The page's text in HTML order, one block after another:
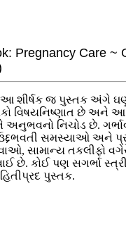
Pregnancy Care ~
આ શીર્ષક જ પુસ્તક અંગે
વિષયનિષ્ણાત છે અને
અનુભવનો નિચોડ છે.
સમસ્યાઓ અને
સામાન્ય તકલીફો
છે. કોઈ પણ સગર્ભા સ્ત્રી
પુસ્તક.